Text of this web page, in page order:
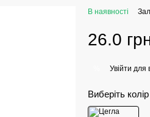
В наявності
26.0
Увійти для
Виберіть колір